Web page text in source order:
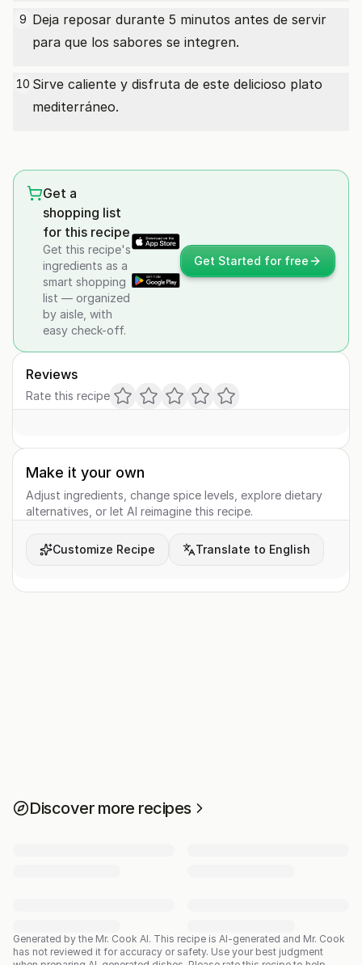
9 Deja reposar durante 5 minutos antes de servir
para que los sabores se integren.
10 Sirve caliente y disfruta de este delicioso plato
mediterráneo.
Get a
shopping list
for this recipe
Get this recipe's
ingredients as a
smart shopping
list — organized
by aisle, with
easy check-off.
Get Started for free
Reviews
Rate this recipe
Make it your own
Adjust ingredients, change spice levels, explore dietary
alternatives, or let AI reimagine this recipe.
Customize Recipe Translate to English
Discover more recipes
Generated by the Mr. Cook AI. This recipe is AI-generated and Mr. Cook
has not reviewed it for accuracy or safety. Use your best judgment